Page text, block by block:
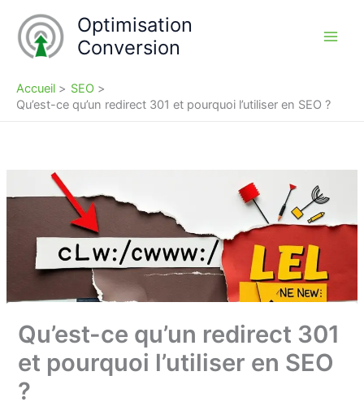
contenu
Optimisation
Conversion
Accueil
SEO
Qu’est-ce qu’un redirect 301 et pourquoi l’utiliser en SEO ?
Qu’est-ce qu’un redirect 301
et pourquoi l’utiliser en SEO
?